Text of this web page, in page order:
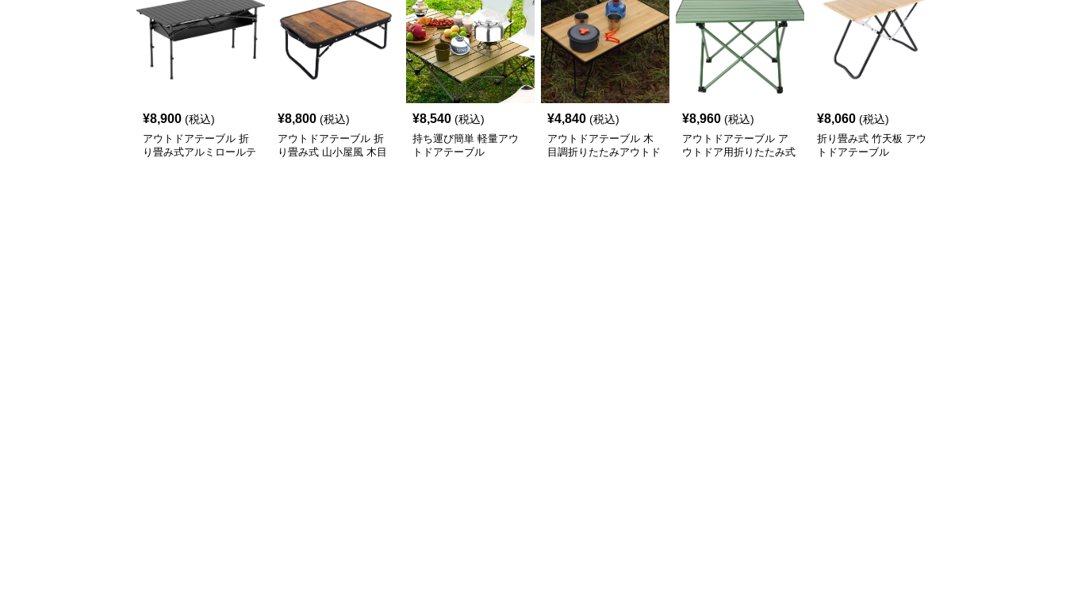
¥8,900 (税込)
アウトドアテーブル 折
り畳み式アルミロールテ
¥8,800 (税込)
アウトドアテーブル 折
り畳み式 山小屋風 木目
¥8,540 (税込)
持ち運び簡単 軽量アウ
トドアテーブル
¥4,840 (税込)
アウトドアテーブル 木
目調折りたたみアウトド
¥8,960 (税込)
アウトドアテーブル ア
ウトドア用折りたたみ式
¥8,060 (税込)
折り畳み式 竹天板 アウ
トドアテーブル